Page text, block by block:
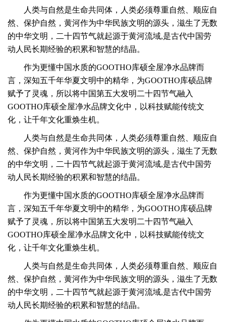
人类与自然是生命共同体，人类必须尊重自然、顺应自
然、保护自然，黄河作为中华民族文明的源头，滋生了无数
的中华文明， 二十四节气就起源于黄河流域,是古代中国劳
动人民长期经验的积累和智慧的结晶。
作为更懂中国水质的GOOTHO库硕全屋净水品牌而
言，深知五千年华夏文明中的精华，为GOOTHO库硕品牌
赋予了灵魂，所以将中国第五大发明二十四节气融入
GOOTHO库硕全屋净水品牌文化中，以科技赋能传统文
化，让千年文化重焕生机。
人类与自然是生命共同体，人类必须尊重自然、顺应自
然、保护自然，黄河作为中华民族文明的源头，滋生了无数
的中华文明， 二十四节气就起源于黄河流域,是古代中国劳
动人民长期经验的积累和智慧的结晶。
作为更懂中国水质的GOOTHO库硕全屋净水品牌而
言，深知五千年华夏文明中的精华，为GOOTHO库硕品牌
赋予了灵魂，所以将中国第五大发明二十四节气融入
GOOTHO库硕全屋净水品牌文化中，以科技赋能传统文
化，让千年文化重焕生机。
人类与自然是生命共同体，人类必须尊重自然、顺应自
然、保护自然，黄河作为中华民族文明的源头，滋生了无数
的中华文明， 二十四节气就起源于黄河流域,是古代中国劳
动人民长期经验的积累和智慧的结晶。